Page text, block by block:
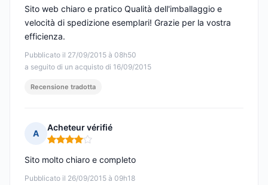
Pubblicato il 27/09/2015 à 08h50
a seguito di un acquisto di 16/09/2015
Sito web chiaro e pratico Qualità dell'imballaggio e
velocità di spedizione esemplari! Grazie per la vostra
efficienza.
Recensione tradotta
A
Acheteur vérifié
Nota: 4 su 5
Pubblicato il 26/09/2015 à 09h18
Sito molto chiaro e completo